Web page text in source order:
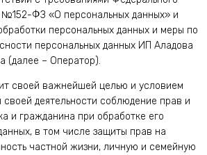
№152-ФЗ «О персональных данных» и
персональных данных и меры по
персональных данных ИП Аладова
(далее – Оператор).
своей важнейшей целью и условием
своей деятельности соблюдение прав и
и гражданина при обработке его
в том числе защиты прав на
частной жизни, личную и семейную